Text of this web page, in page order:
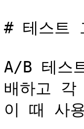
# 테스트
A/B 테스
배하고 각
이 때 사